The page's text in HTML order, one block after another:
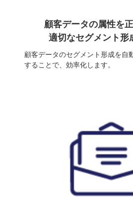
顧客データの属性を正
適切なセグメント形
顧客データのセグメント形成を自
することで、効率化します。